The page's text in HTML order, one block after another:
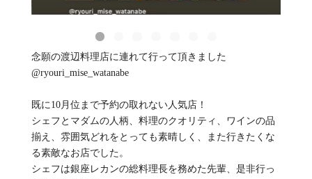
念願の渡辺料理店に連れて行って頂きました
@ryouri_mise_watanabe
既に10月位まで予約の取れない人気店！
シェフとマダムの人柄、料理のクオリティ、ワインの品
揃え、雰囲気どれをとっても素晴しく、また行きたくな
る素敵なお店でした。
シェフは銀座レカンの総料理長を務めた先輩、是非行っ